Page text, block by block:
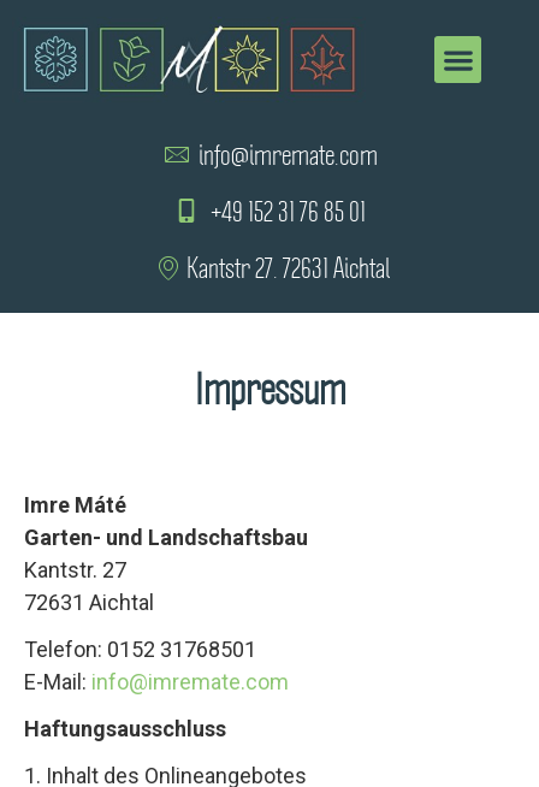
info@imremate.com
+49 152 31 76 85 01
Kantstr 27. 72631 Aichtal
Impressum
Imre Máté
Garten- und Landschaftsbau
Kantstr. 27
72631 Aichtal
Telefon: 0152 31768501
E-Mail: info@imremate.com
Haftungsausschluss
1. Inhalt des Onlineangebotes